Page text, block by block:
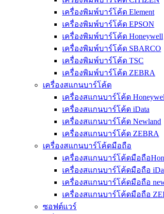
เครื่องพิมพ์บาร์โค้ด Element
เครื่องพิมพ์บาร์โค้ด EPSON
เครื่องพิมพ์บาร์โค้ด Honeywell
เครื่องพิมพ์บาร์โค้ด SBARCO
เครื่องพิมพ์บาร์โค้ด TSC
เครื่องพิมพ์บาร์โค้ด ZEBRA
เครื่องสแกนบาร์โค้ด
เครื่องสแกนบาร์โค้ด
เครื่องสแกนบาร์โค้ด iData
เครื่องสแกนบาร์โค้ด Newland
เครื่องสแกนบาร์โค้ด ZEBRA
เครื่องสแกนบาร์โค้ดมือถือ
เครื่องสแกนบาร์โค้ดมือถือ
เครื่องสแกนบาร์โค้ดมือถือ
เครื่องสแกนบาร์โค้ดมือถือ
เครื่องสแกนบาร์โค้ดมือถือ
ซอฟต์แวร์